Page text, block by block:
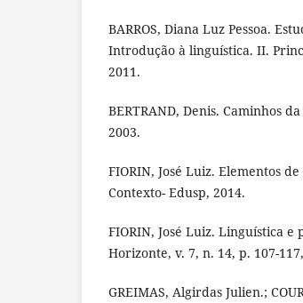
BARROS, Diana Luz Pessoa.
Introdução à linguística. II.
2011.
BERTRAND, Denis. Caminhos
2003.
FIORIN, José Luiz. Elementos
Contexto- Edusp, 2014.
FIORIN, José Luiz. Linguística e
Horizonte, v. 7, n. 14, p. 107-
GREIMAS, Algirdas Julien.;